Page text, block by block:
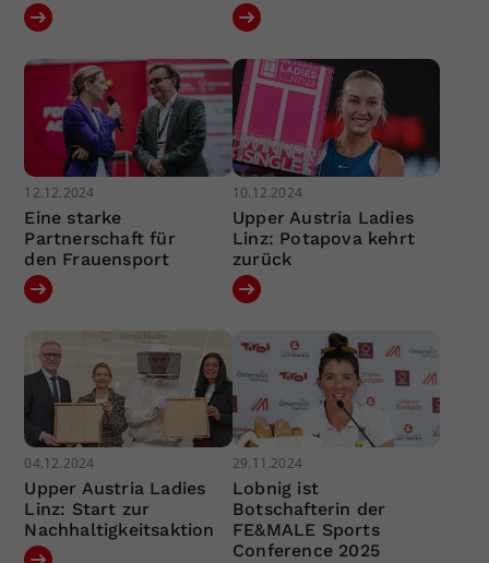
12.12.2024
Eine starke
Partnerschaft für
den Frauensport
10.12.2024
Upper Austria Ladies
Linz: Potapova kehrt
zurück
04.12.2024
Upper Austria Ladies
Linz: Start zur
Nachhaltigkeitsaktion
29.11.2024
Lobnig ist
Botschafterin der
FE&MALE Sports
Conference 2025